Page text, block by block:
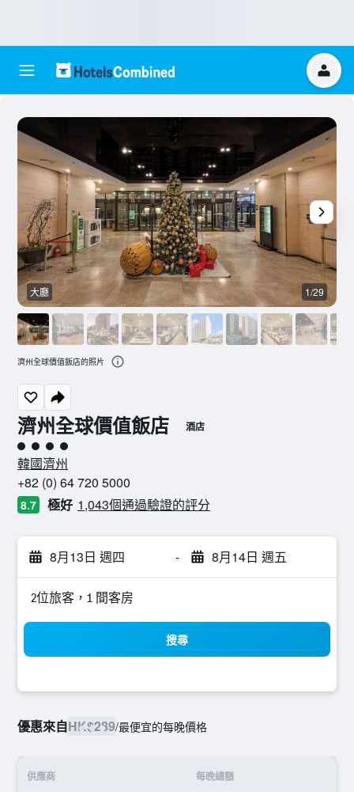
濟州全球價值飯店 酒店
4星級評級
韓國濟州
+82 (0) 64 720 5000
8.7 極好 1,043個通過驗證的評分
8月13日 週四 - 8月14日 週五
2位旅客，1 間客房
搜尋
優惠來自HK$289/最便宜的每晚價格
供應商 每晚總額
大廳 1/29
濟州全球價值飯店的照片